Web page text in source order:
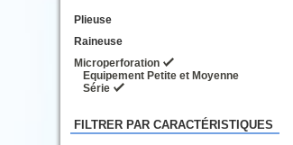
Plieuse
Raineuse
Microperforation
Equipement Petite et Moyenne
Série
FILTRER PAR CARACTÉRISTIQUES